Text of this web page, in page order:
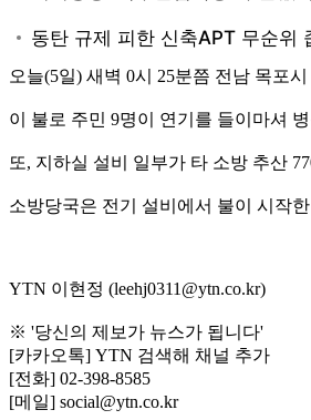
오늘(5일) 새벽 0시 25분쯤 전남 목포
이 불로 주민 9명이 연기를 들이마셔
또, 지하실 설비 일부가 타 소방 추산
소방당국은 전기 설비에서 불이 시작
YTN 이현정 (leehj0311@ytn.co.kr)
※ '당신의 제보가 뉴스가 됩니다'
[카카오톡] YTN 검색해 채널 추가
[전화] 02-398-8585
[메일] social@ytn.co.kr